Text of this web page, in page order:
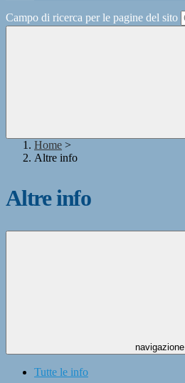
Campo di ricerca per le pagine del sito
Home >
Altre info
Altre info
navigazione
Tutte le info